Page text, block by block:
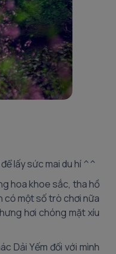
lấy sức mai du hí ^^
hoa khoe sắc, tha hồ
có một số trò chơi nữa
hơi chóng mặt xíu
Dải Yếm đối với mình